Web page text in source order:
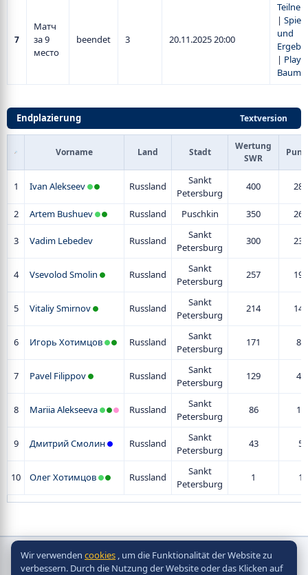
7
Матч
за 9
место
beendet 3 20.11.2025 20:00
|
und
| Play-
Baum
Textversion
Endplazierung
Vorname Land Stadt
Wertung
SWR
1 Ivan Alekseev Russland
Sankt
Petersburg
400 288
2 Artem Bushuev Russland Puschkin 350 264
3 Vadim Lebedev Russland
Sankt
Petersburg
300 235
4 Vsevolod Smolin Russland
Sankt
Petersburg
257 197
5 Vitaliy Smirnov Russland
Sankt
Petersburg
214 142
6 Игорь Хотимцов Russland
Sankt
Petersburg
171 84
7 Pavel Filippov Russland
Sankt
Petersburg
129 43
8 Mariia Alekseeva Russland
Sankt
Petersburg
86 15
9 Дмитрий Смолин Russland
Sankt
Petersburg
43 5
10 Олег Хотимцов Russland
Sankt
Petersburg
1 1
Copyright © Scorpion Table Hockey Systems
2010 - 2026
Wir verwenden cookies , um die Funktionalität der Website zu
verbessern. Durch die Nutzung der Website oder das Klicken auf